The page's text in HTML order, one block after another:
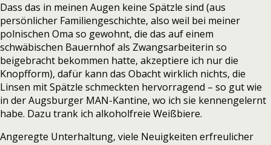
Dass das in meinen Augen keine Spätzle sind (aus
persönlicher Familiengeschichte, also weil bei meiner
polnischen Oma so gewohnt, die das auf einem
schwäbischen Bauernhof als Zwangsarbeiterin so
beigebracht bekommen hatte, akzeptiere ich nur die
Knopfform), dafür kann das Obacht wirklich nichts, die
Linsen mit Spätzle schmeckten hervorragend – so gut wie
in der Augsburger MAN-Kantine, wo ich sie kennengelernt
habe. Dazu trank ich alkoholfreie Weißbiere.
Angeregte Unterhaltung, viele Neuigkeiten erfreulicher